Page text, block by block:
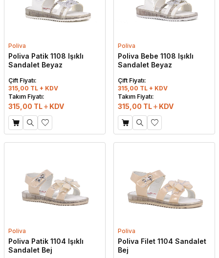
Poliva
Poliva Patik 1108 Işıklı
Sandalet Beyaz
Çift Fiyatı:
315,00 TL + KDV
Takım Fiyatı:
315,00 TL KDV
Poliva
Poliva Bebe 1108 Işıklı
Sandalet Beyaz
Çift Fiyatı:
315,00 TL + KDV
Takım Fiyatı:
315,00 TL KDV
Poliva
Poliva Patik 1104 Işıklı
Sandalet Bej
Poliva
Poliva Filet 1104 Sandalet
Bej